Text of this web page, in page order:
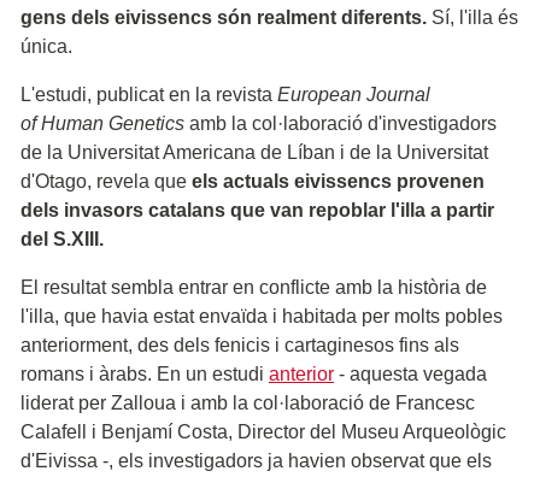
gens dels eivissencs són realment diferents. Sí, l'illa és
única.
L'estudi, publicat en la revista European Journal
of Human Genetics amb la col·laboració d'investigadors
de la Universitat Americana de Líban i de la Universitat
d'Otago, revela que els actuals eivissencs provenen
dels invasors catalans que van repoblar l'illa a partir
del S.XIII.
El resultat sembla entrar en conflicte amb la història de
l'illa, que havia estat envaïda i habitada per molts pobles
anteriorment, des dels fenicis i cartaginesos fins als
romans i àrabs. En un estudi anterior - aquesta vegada
liderat per Zalloua i amb la col·laboració de Francesc
Calafell i Benjamí Costa, Director del Museu Arqueològic
d'Eivissa -, els investigadors ja havien observat que els